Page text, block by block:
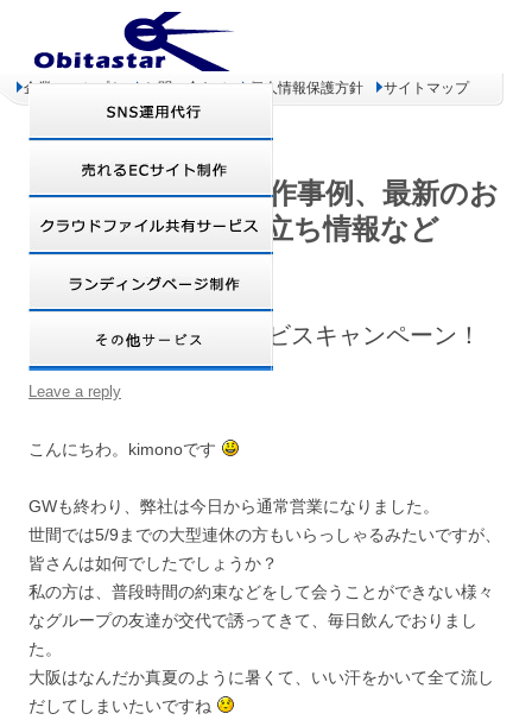
企業コンセプト お問い合わせ 個人情報保護方針 サイトマップ
オビタスター 制作事例、最新のお
得情報、お役立ち情報など
Webサイト高速化サービスキャンペーン！
Leave a reply
こんにちわ。kimonoです
GWも終わり、弊社は今日から通常営業になりました。
世間では5/9までの大型連休の方もいらっしゃるみたいですが、
皆さんは如何でしたでしょうか？
私の方は、普段時間の約束などをして会うことができない様々
なグループの友達が交代で誘ってきて、毎日飲んでおりまし
た。
大阪はなんだか真夏のように暑くて、いい汗をかいて全て流し
だしてしまいたいですね